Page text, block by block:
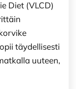
Diet (VLCD)
täydellisesti
uuteen,